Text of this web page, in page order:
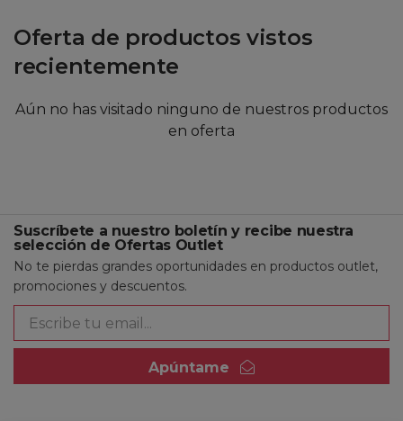
Oferta de productos vistos
recientemente
Aún no has visitado ninguno de nuestros productos
en oferta
Suscríbete a nuestro boletín y recibe nuestra
selección de Ofertas Outlet
No te pierdas grandes oportunidades en productos outlet,
promociones y descuentos.
Apúntame